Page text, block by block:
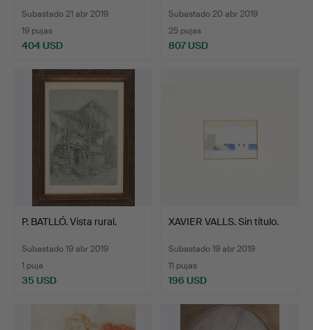
Subastado 21 abr 2019
19 pujas
404 USD
Subastado 20 abr 2019
25 pujas
807 USD
P. BATLLÓ. Vista rural.
Subastado 19 abr 2019
1 puja
35 USD
XAVIER VALLS. Sin título.
Subastado 19 abr 2019
11 pujas
196 USD